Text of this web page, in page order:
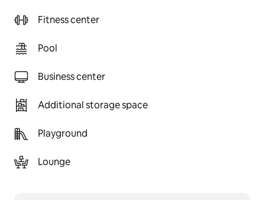
Fitness center
Pool
Business center
Additional storage space
Playground
Lounge